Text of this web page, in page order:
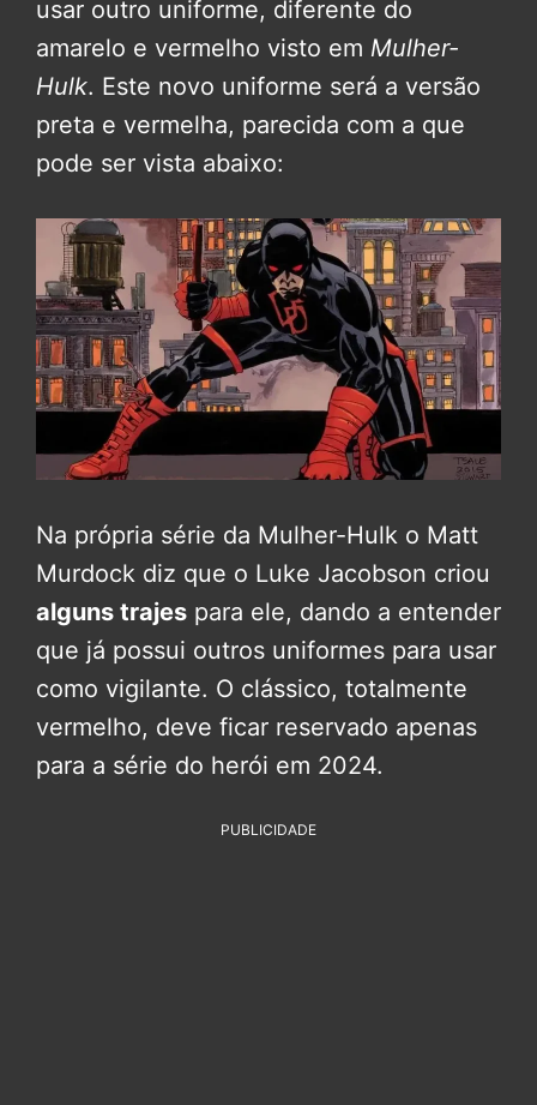
usar outro uniforme, diferente do
amarelo e vermelho visto em Mulher-
Hulk. Este novo uniforme será a versão
preta e vermelha, parecida com a que
pode ser vista abaixo:
Na própria série da Mulher-Hulk o Matt
Murdock diz que o Luke Jacobson criou
alguns trajes para ele, dando a entender
que já possui outros uniformes para usar
como vigilante. O clássico, totalmente
vermelho, deve ficar reservado apenas
para a série do herói em 2024.
PUBLICIDADE